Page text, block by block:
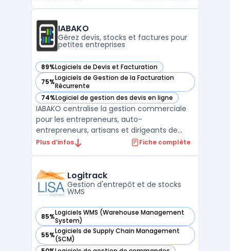
de marchandises structurent le pilotage
opérationnel. C ...
IABAKO
Gérez devis, stocks et factures pour
petites entreprises
89%Logiciels de Devis et Facturation
— voir IABAKO dans cette catégorie
75%Logiciels de Gestion de la Facturation
Récurrente
— voir IABAKO dans cette catégorie
74%Logiciel de gestion des devis en ligne
— voir IABAKO dans cette catégorie
IABAKO centralise la gestion commerciale
pour les entrepreneurs, auto-
entrepreneurs, artisans et dirigeants de
petites entreprises. Ce logiciel propose une
électronique, le suivi des achats et la
gestion des stocks. ...
Plus d’infos Fiche complète
Logitrack
Gestion d'entrepôt et de stocks
WMS
85%Logiciels WMS (Warehouse Management
System)
— voir Logitrack dans cette catégorie
55%Logiciels de Supply Chain Management
(SCM)
— voir Logitrack dans cette catégorie